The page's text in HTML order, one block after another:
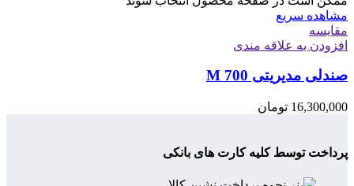
مشاهده سریع
مقایسه
افزودن به علاقه مندی
صندلی مدیریتی M 700
16,300,000 تومان
پرداخت توسط کلیه کارت های بانکی